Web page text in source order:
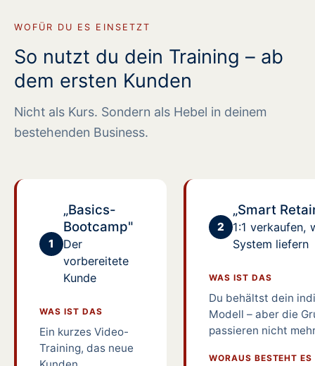
WOFÜR DU ES EINSETZT
So nutzt du dein Training – ab
dem ersten Kunden
Nicht als Kurs. Sondern als Hebel in deinem
bestehenden Business.
1
„Basics-
Bootcamp"
Der
vorbereitete
Kunde
WAS IST DAS
Ein kurzes Video-
Training, das neue
2
„Smart
1:1 verkaufen,
System liefern
WAS IST DAS
Du behältst dein
Modell – aber die
passieren nicht
WORAUS BESTEHT ES